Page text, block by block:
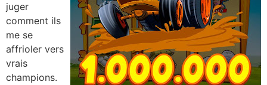
juger
comment ils
me se
affrioler vers
vrais
champions.